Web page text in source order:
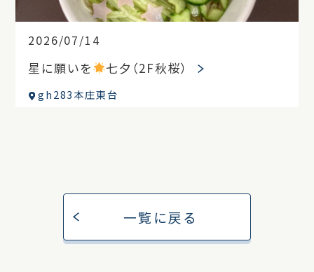
2026/07/14
星に願いを 七夕（2F秋桜）
gh283本庄東台
一覧に戻る